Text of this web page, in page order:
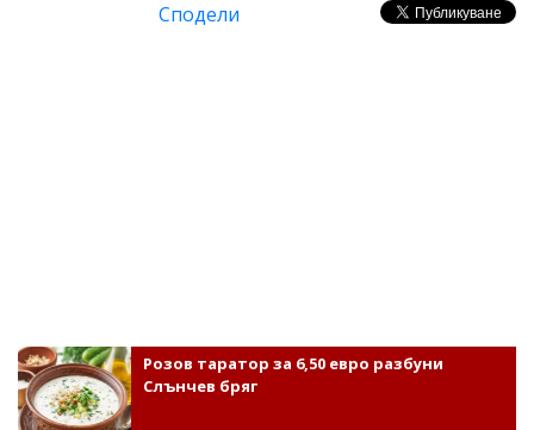
Сподели
Розов таратор за 6,50 евро разбуни
Слънчев бряг